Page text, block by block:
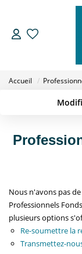
Accueil
Type de bien
Créer
Nous n'avons pas
Professionnels
plusieurs options
Re-soumettre la
Transmettez-